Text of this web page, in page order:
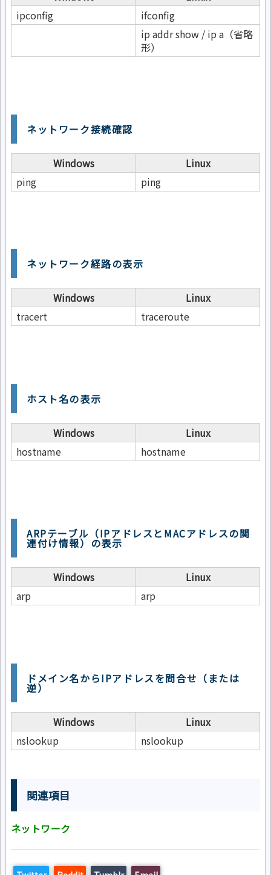
ipconfig
ifconfig
ip addr show / ip a（省略
形）
ネットワーク接続確認
Windows
Linux
ping
ping
ネットワーク経路の表示
Windows
Linux
tracert
traceroute
ホスト名の表示
Windows
Linux
hostname
hostname
ARPテーブル（IPアドレスとMACアドレスの関
連付け情報）の表示
Windows
Linux
arp
arp
ドメイン名からIPアドレスを問合せ（または
逆）
Windows
Linux
nslookup
nslookup
関連項目
ネットワーク